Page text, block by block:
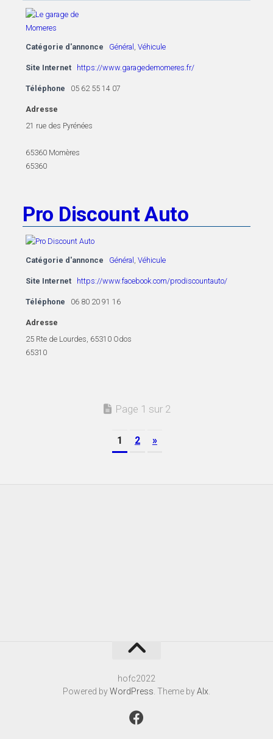
Catégorie d'annonce Général Véhicule
Site Internet https://www.garagedemomeres.fr/
Téléphone 05 62 55 14 07
Adresse
21 rue des Pyrénées
65360 Momères
65360
Pro Discount Auto
Catégorie d'annonce Général Véhicule
Site Internet https://www.facebook.com/prodiscountauto/
Téléphone 06 80 20 91 16
Adresse
25 Rte de Lourdes, 65310 Odos
65310
Page 1 sur 2
1 2 »
hofc2022
Powered byWordPress . Theme byAlx